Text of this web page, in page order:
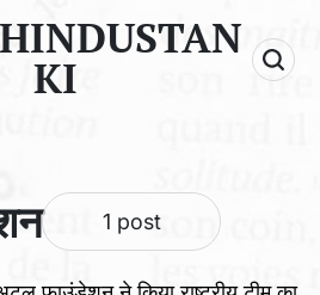
KI
1 post